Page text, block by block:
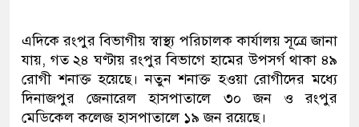
এদিকে রংপুর বিভাগীয় স্বাস্থ্য পরিচালক কার্যালয় সূত্রে জানা
যায়, গত ২৪ ঘণ্টায় রংপুর বিভাগে হামের উপসর্গ থাকা ৪৯
রোগী শনাক্ত হয়েছে। নতুন শনাক্ত হওয়া রোগীদের মধ্যে
দিনাজপুর জেনারেল হাসপাতালে ৩০ জন ও রংপুর
মেডিকেল কলেজ হাসপাতালে ১৯ জন রয়েছে।